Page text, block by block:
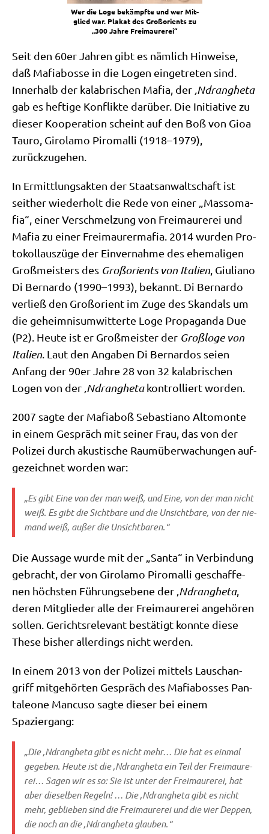
Wer die Loge bekämpf­te und wer Mit­
glied war. Pla­kat des Groß­ori­ents zu
„300 Jah­re Freimaurerei“
Seit den 60er Jah­ren gibt es näm­lich Hin­wei­se,
daß Mafia­bos­se in die Logen ein­ge­tre­ten sind.
Inner­halb der kala­bri­schen Mafia, der ‚Ndran­ghe­ta
gab es hef­ti­ge Kon­flik­te dar­über. Die Initia­ti­ve zu
die­ser Koope­ra­ti­on scheint auf den Boß von Gioa
Tau­ro, Girola­mo Piro­m­al­li (1918–1979),
zurückzugehen.
In Ermitt­lungs­ak­ten der Staats­an­walt­schaft ist
seit­her wie­der­holt die Rede von einer „Masso­ma­
fia“, einer Ver­schmel­zung von Frei­mau­re­rei und
Mafia zu einer Frei­mau­rer­ma­fia. 2014 wur­den Pro­
to­koll­aus­zü­ge der Ein­ver­nah­me des ehe­ma­li­gen
Groß­mei­sters des Groß­ori­ents von Ita­li­en , Giu­lia­no
Di Ber­nar­do (1990–1993), bekannt. Di Ber­nar­do
ver­ließ den Groß­ori­ent im Zuge des Skan­dals um
die geheim­nis­um­wit­ter­te Loge Pro­pa­gan­da Due
(P2). Heu­te ist er Groß­mei­ster der Groß­lo­ge von
Ita­li­en . Laut den Anga­ben Di Ber­nar­dos sei­en
Anfang der 90er Jah­re 28 von 32 kala­bri­schen
Logen von der ‚Ndran­ghe­takon­trol­liert worden.
2007 sag­te der Mafia­boß Seba­stia­no Alto­mon­te
in einem Gespräch mit sei­ner Frau, das von der
Poli­zei durch aku­sti­sche Raum­über­wa­chun­gen auf­
ge­zeich­net wor­den war:
„Es gibt Eine von der man weiß, und Eine, von der man nicht
weiß. Es gibt die Sicht­ba­re und die Unsicht­ba­re, von der nie­
mand weiß, außer die Unsichtbaren.“
Die Aus­sa­ge wur­de mit der „San­ta“ in Ver­bin­dung
gebracht, der von Girola­mo Piro­m­al­li geschaf­fe­
nen höch­sten Füh­rungs­ebe­ne der ‚ Ndran­ghe­ta,
deren Mit­glie­der alle der Frei­mau­re­rei ange­hö­ren
sol­len. Gerichts­re­le­vant bestä­tigt konn­te die­se
The­se bis­her aller­dings nicht werden.
In einem 2013 von der Poli­zei mit­tels Lausch­an­
griff mit­ge­hör­ten Gespräch des Mafia­bos­ses Pan­
ta­leo­ne Man­cu­so sag­te die­ser bei einem
Spaziergang:
„Die ‚Ndran­ghe­ta gibt es nicht mehr… Die hat es ein­mal
gege­ben. Heu­te ist die ‚Ndran­ghe­ta ein Teil der Frei­mau­re­
rei… Sagen wir es so: Sie ist unter der Frei­mau­re­rei, hat
aber die­sel­ben Regeln! … Die ‚Ndran­ghe­ta gibt es nicht
mehr, geblie­ben sind die Frei­mau­re­rei und die vier Dep­pen,
die noch an die ‚Ndran­ghe­ta glauben.“